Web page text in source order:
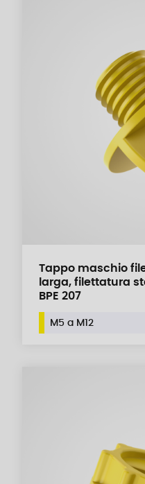
Tappo maschio
larga, filettatura
BPE 207
M5 a M12